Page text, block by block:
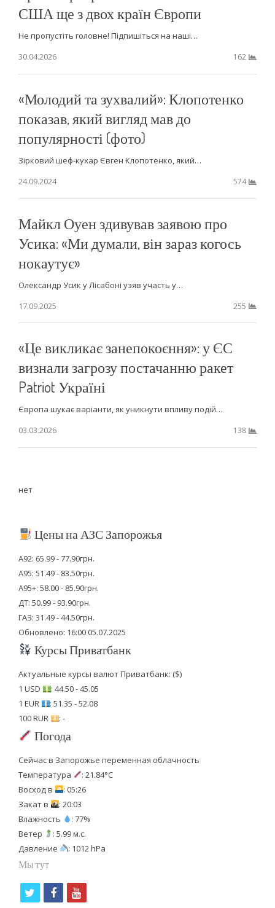
США ще з двох країн Європи
Не пропустіть головне! Підпишіться на наші…
30.04.2026
162
«Молодий та зухвалий»: Клопотенко
показав, який вигляд мав до
популярності (фото)
Зірковий шеф-кухар Євген Клопотенко, який…
24.09.2024
574
Майкл Оуен здивував заявою про
Усика: «Ми думали, він зараз когось
нокаутує»
Олександр Усик у Лісабоні узяв участь у…
17.09.2025
255
«Це викликає занепокоєння»: у ЄС
визнали загрозу постачанню ракет
Patriot Україні
Європа шукає варіанти, як уникнути впливу подій…
03.03.2026
138
нет
Цены на АЗС Запорожья
А92: 65.99 - 77.90грн.
А95: 51.49 - 83.50грн.
А95+: 58.00 - 85.90грн.
ДТ: 50.99 - 93.90грн.
ГАЗ: 31.49 - 44.50грн.
Обновлено: 16:00 05.07.2025
Курсы Приватбанк
Актуальные курсы валют Приватбанк: ($)
1 USD
: 44.50 - 45.05
1 EUR
: 51.35 - 52.08
100 RUR
: -
Погода
Сейчас в Запорожье переменная облачность
Температура
: 21.84°C
Восход в
: 05:26
Закат в
: 20:03
Влажность
: 77%
Ветер
: 5.99 м.с.
Давление
: 1012 hPa
Мы тут
f
y